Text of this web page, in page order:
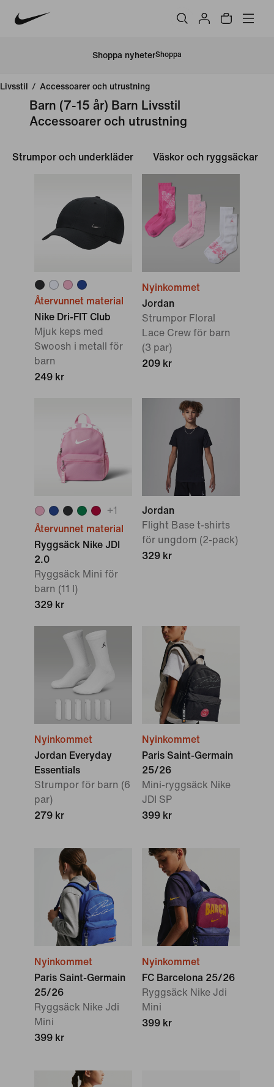
Shoppa nyheterShoppa
Livsstil / Accessoarer och utrustning
Barn (7-15 år) Barn Livsstil
Accessoarer och utrustning
Strumpor och underkläder Väskor och ryggsäckar
Återvunnet material
Nike Dri-FIT Club
Mjuk keps med
Swoosh i metall för
barn
249 kr
Nyinkommet
Jordan
Strumpor Floral
Lace Crew för barn
(3 par)
209 kr
+1
Återvunnet material
Ryggsäck Nike JDI
2.0
Ryggsäck Mini för
barn (11 l)
329 kr
Jordan
Flight Base t-shirts
för ungdom (2-pack)
329 kr
Nyinkommet
Jordan Everyday
Essentials
Strumpor för barn (6
par)
279 kr
Nyinkommet
Paris Saint-Germain
25/26
Mini-ryggsäck Nike
JDI SP
399 kr
Nyinkommet
Paris Saint-Germain
25/26
Ryggsäck Nike Jdi
Mini
399 kr
Nyinkommet
FC Barcelona 25/26
Ryggsäck Nike Jdi
Mini
399 kr